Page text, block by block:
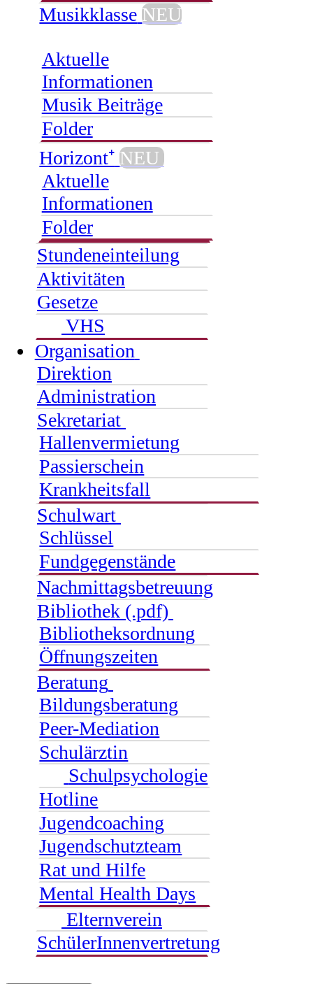
Musikklasse NEU
Aktuelle
Informationen
Musik Beiträge
Folder
Horizont⁺ NEU
Aktuelle
Informationen
Folder
Stundeneinteilung
Aktivitäten
Gesetze
VHS
Organisation
Direktion
Administration
Sekretariat
Hallenvermietung
Passierschein
Krankheitsfall
Schulwart
Schlüssel
Fundgegenstände
Nachmittagsbetreuung
Bibliothek (.pdf)
Bibliotheksordnung
Öffnungszeiten
Beratung
Bildungsberatung
Peer-Mediation
Schulärztin
Schulpsychologie
Hotline
Jugendcoaching
Jugendschutzteam
Rat und Hilfe
Mental Health Days
Elternverein
SchülerInnenvertretung